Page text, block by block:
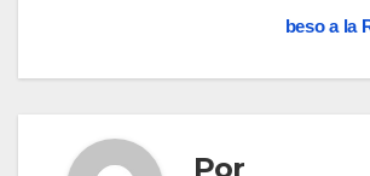
beso a la
Por